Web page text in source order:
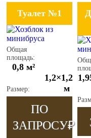
Туалет №1
Общая
площадь:
0,8 м²
Размер:
1,2×1,2
м
ПО
ЗАПРОСУ₽